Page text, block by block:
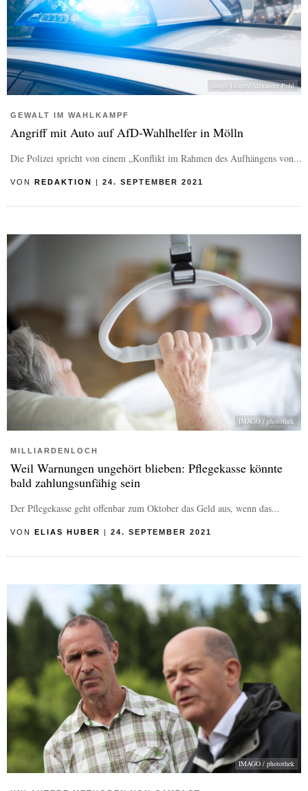
imago Images/Alexander Pohl
GEWALT IM WAHLKAMPF
Angriff mit Auto auf AfD-Wahlhelfer in Mölln
Die Polizei spricht von einem „Konflikt im Rahmen des Aufhängens von...
VON REDAKTION | 24. SEPTEMBER 2021
IMAGO / photothek
MILLIARDENLOCH
Weil Warnungen ungehört blieben: Pflegekasse könnte
bald zahlungsunfähig sein
Der Pflegekasse geht offenbar zum Oktober das Geld aus, wenn das...
VON ELIAS HUBER 24. SEPTEMBER 2021
IMAGO / photothek